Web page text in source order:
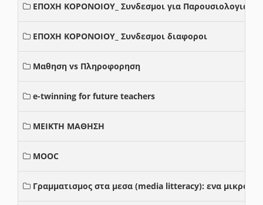
ΕΠΟΧΗ ΚΟΡΟΝΟΙΟΥ_ Συνδεσμοι για Παρουσιολογια
ΕΠΟΧΗ ΚΟΡΟΝΟΙΟΥ_ Συνδεσμοι διαφοροι
Μαθηση vs Πληροφορηση
e-twinning for future teachers
ΜΕΙΚΤΗ ΜΑΘΗΣΗ
MOOC
Γραμματισμος στα μεσα (media litteracy): ενα μικρο